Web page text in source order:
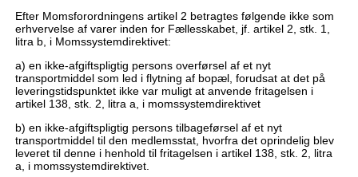
Efter Momsforordningens artikel 2 betragtes følgende ikke som
erhvervelse af varer inden for Fællesskabet, jf. artikel 2, stk. 1,
litra b, i Momssystemdirektivet:
a) en ikke-afgiftspligtig persons overførsel af et nyt
transportmiddel som led i flytning af bopæl, forudsat at det på
leveringstidspunktet ikke var muligt at anvende fritagelsen i
artikel 138, stk. 2, litra a, i momssystemdirektivet
b) en ikke-afgiftspligtig persons tilbageførsel af et nyt
transportmiddel til den medlemsstat, hvorfra det oprindelig blev
leveret til denne i henhold til fritagelsen i artikel 138, stk. 2, litra
a, i momssystemdirektivet.